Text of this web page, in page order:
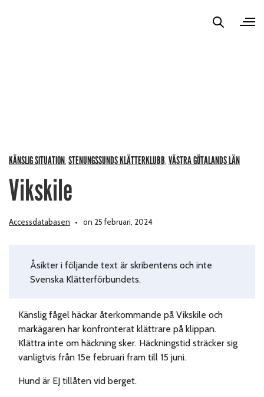
KÄNSLIG SITUATION STENUNGSSUNDS KLÄTTERKLUBB VÄSTRA GÖTALANDS LÄN
Vikskile
Accessdatabasen on 25 februari, 2024
Åsikter i följande text är skribentens och inte
Svenska Klätterförbundets.
Känslig fågel häckar återkommande på Vikskile och
markägaren har konfronterat klättrare på klippan.
Klättra inte om häckning sker. Häckningstid sträcker sig
vanligtvis från 15e februari fram till 15 juni.
Hund är EJ tillåten vid berget.